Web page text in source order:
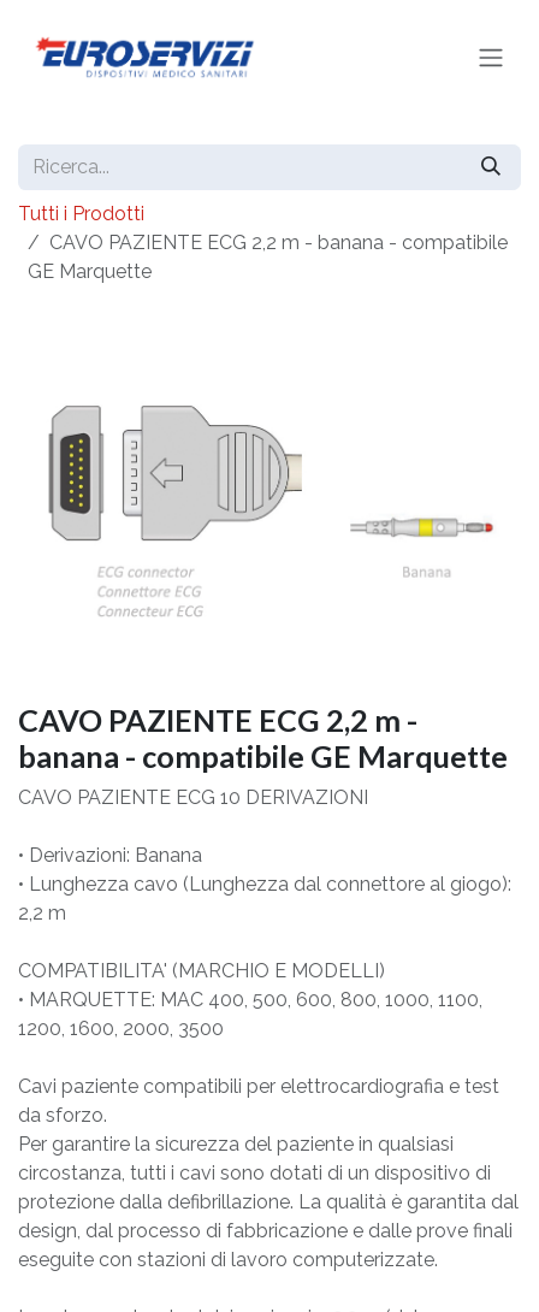
Tutti i Prodotti
CAVO PAZIENTE ECG 2,2 m - banana - compatibile
GE Marquette
CAVO PAZIENTE ECG 2,2 m -
banana - compatibile GE Marquette
CAVO PAZIENTE ECG 10 DERIVAZIONI
• Derivazioni: Banana
• Lunghezza cavo (Lunghezza dal connettore al giogo):
2,2 m
COMPATIBILITA' (MARCHIO E MODELLI)
• MARQUETTE: MAC 400, 500, 600, 800, 1000, 1100,
1200, 1600, 2000, 3500
Cavi paziente compatibili per elettrocardiografia e test
da sforzo.
Per garantire la sicurezza del paziente in qualsiasi
circostanza, tutti i cavi sono dotati di un dispositivo di
protezione dalla defibrillazione. La qualità è garantita dal
design, dal processo di fabbricazione e dalle prove finali
eseguite con stazioni di lavoro computerizzate.